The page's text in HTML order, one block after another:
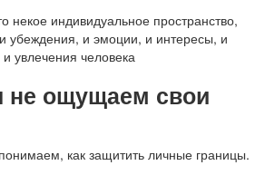
некое индивидуальное пространство,
убеждения, и эмоции, и интересы, и
увлечения человека
ощущаем свои
как защитить личные границы.